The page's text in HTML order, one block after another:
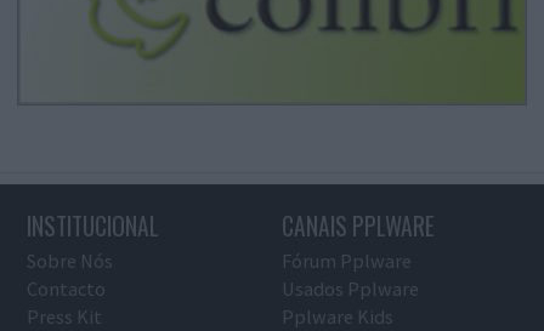
INSTITUCIONAL
Sobre Nós
Contacto
Press Kit
CANAIS PPLWARE
Fórum Pplware
Usados Pplware
Pplware Kids